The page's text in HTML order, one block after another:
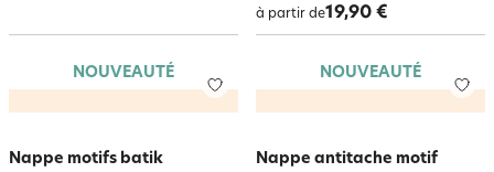
à partir de19,90 €
NOUVEAUTÉ
Nappe motifs batik
NOUVEAUTÉ
Nappe antitache motif